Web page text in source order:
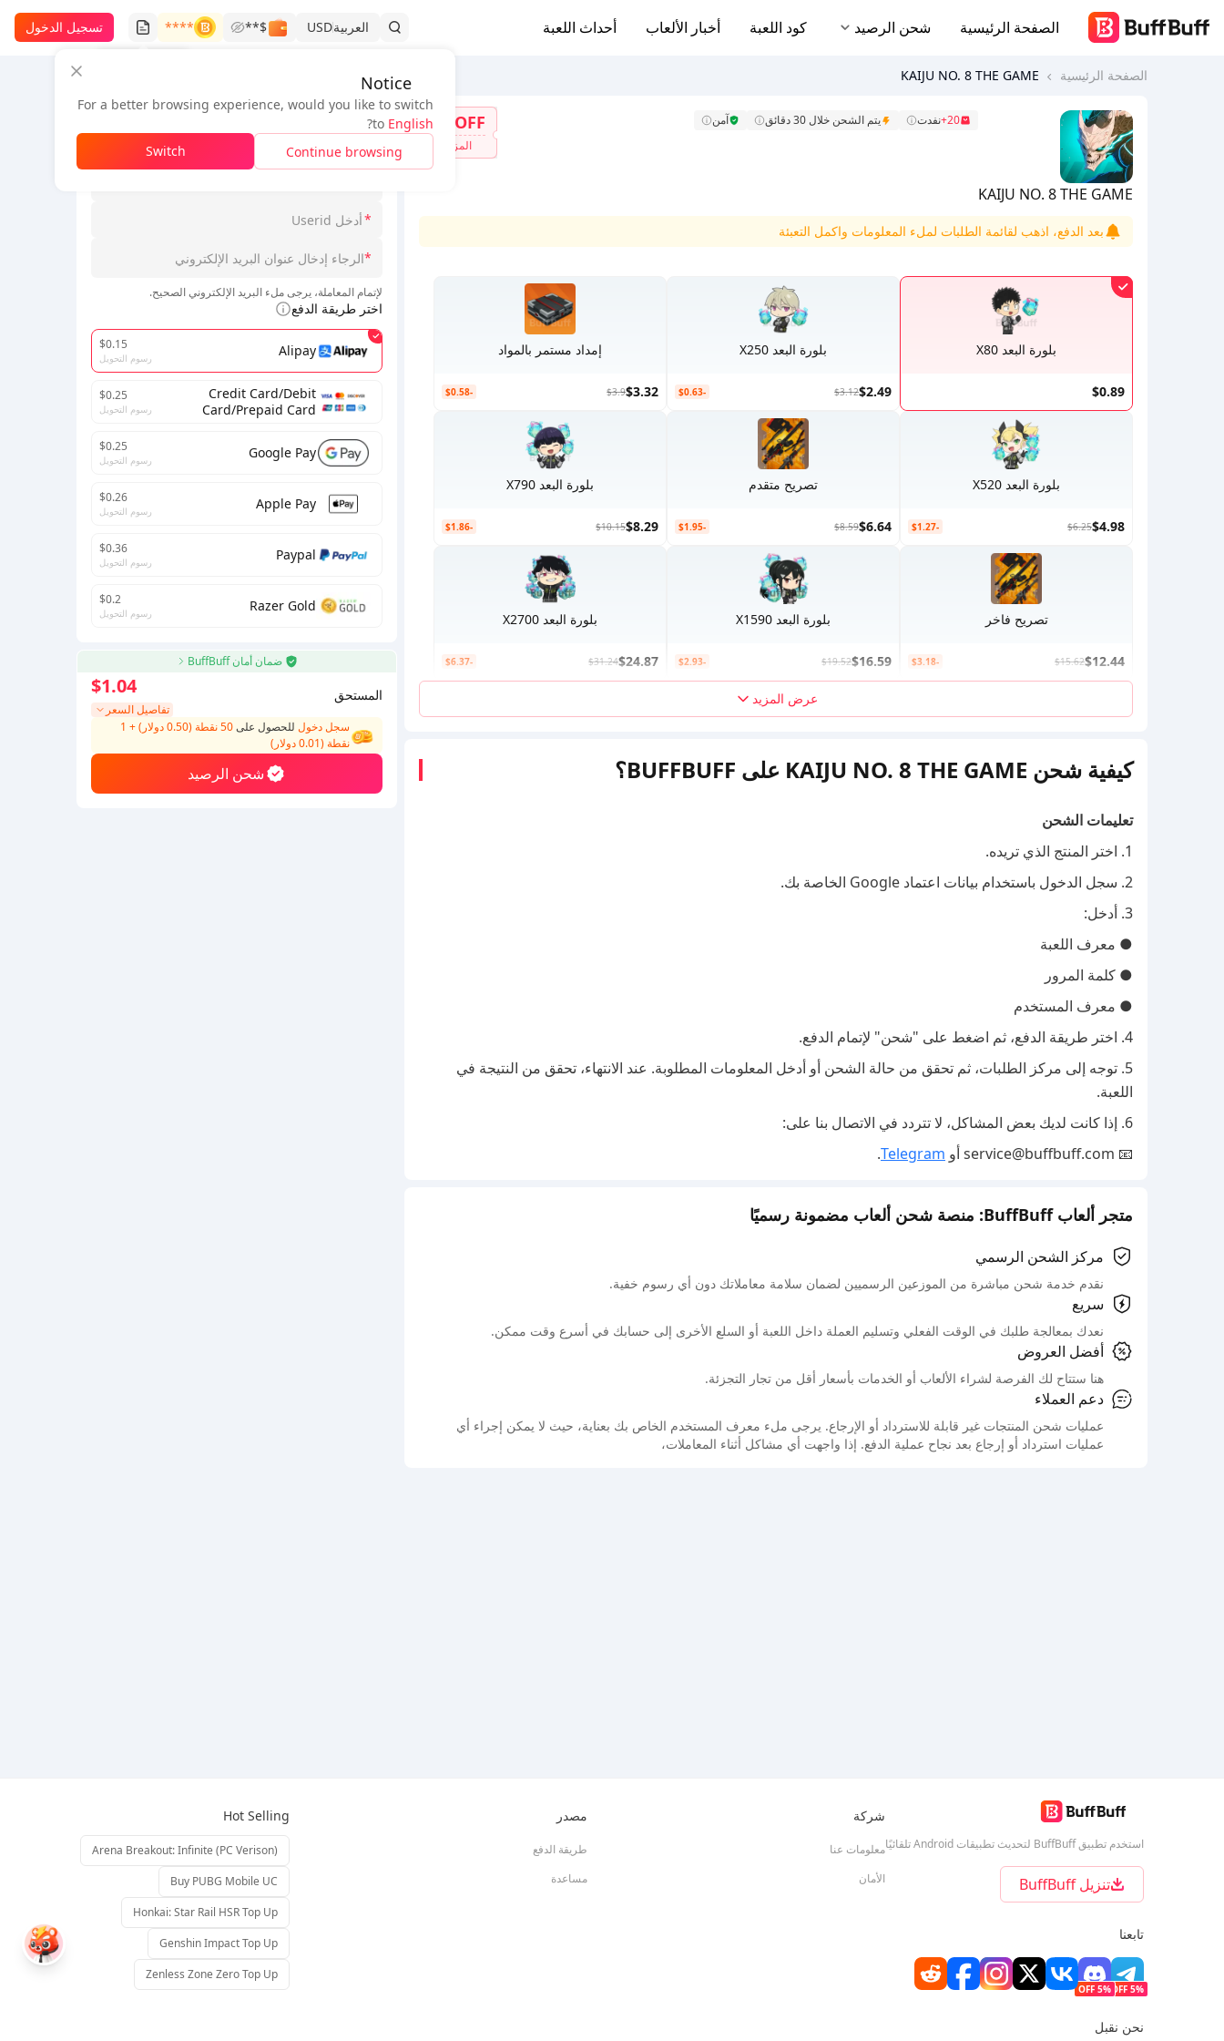
الصفحة الرئيسية شحن الرصيد كود اللعبة أخبار الألعاب أحداث اللعبة العربيةUSD
$**
****
تسجيل الدخول
الصفحة الرئيسية KAIJU NO. 8 THE GAME
معلومات الطلب
*
*
*
لإتمام المعاملة، يرجى ملء البريد الإلكتروني الصحيح.
اختر طريقة الدفع
Alipay
$0.15
رسوم التحويل
Credit Card/Debit
Card/Prepaid Card
$0.25
رسوم التحويل
Google Pay
$0.25
رسوم التحويل
Apple Pay
$0.26
رسوم التحويل
Paypal
$0.36
رسوم التحويل
Razer Gold
$0.2
رسوم التحويل
ضمان أمان BuffBuff
المستحق
تفاصيل السعر
$1.04
سجل دخول للحصول على50 نقطة (0.50 دولار) +
1
نقطة (0.01دولار)
شحن الرصيد
KAIJU NO. 8 THE GAME
20+ نفدت يتم الشحن خلال 30 دقائق آمن 7%OFF
المزيد
بعد الدفع، اذهب لقائمة الطلبات لملء المعلومات واكمل التعبئة
بلورة البعد X80
$0.89
بلورة البعد X250
$2.49
$3.12
-$0.63
إمداد مستمر بالمواد
$3.32
$3.9
-$0.58
بلورة البعد X520
$4.98
$6.25
-$1.27
تصريح متقدم
$6.64
$8.59
-$1.95
بلورة البعد X790
$8.29
$10.15
-$1.86
تصريح فاخر
$12.44
$15.62
-$3.18
بلورة البعد X1590
$16.59
$19.52
-$2.93
بلورة البعد X2700
$24.87
$31.24
-$6.37
عرض المزيد
كيفية شحن KAIJU NO. 8 THE GAME على BUFFBUFF؟
تعليمات الشحن
1. اختر المنتج الذي تريده.
2. سجل الدخول باستخدام بيانات اعتماد Google الخاصة بك.
3. أدخل:
● معرف اللعبة
● كلمة المرور
● معرف المستخدم
4. اختر طريقة الدفع، ثم اضغط على "شحن" لإتمام الدفع.
5. توجه إلى مركز الطلبات، ثم تحقق من حالة الشحن أو أدخل المعلومات المطلوبة. عند الانتهاء، تحقق من النتيجة في
اللعبة.
6. إذا كانت لديك بعض المشاكل، لا تتردد في الاتصال بنا على:
📧 service@buffbuff.com أو
Telegram
.
متجر ألعاب BuffBuff: منصة شحن ألعاب مضمونة رسميًا
مركز الشحن الرسمي
نقدم خدمة شحن مباشرة من الموزعين الرسميين لضمان سلامة معاملاتك دون أي رسوم خفية.
سريع
نعدك بمعالجة طلبك في الوقت الفعلي وتسليم العملة داخل اللعبة أو السلع الأخرى إلى حسابك في أسرع وقت ممكن.
أفضل العروض
هنا ستتاح لك الفرصة لشراء الألعاب أو الخدمات بأسعار أقل من تجار التجزئة.
دعم العملاء
عمليات شحن المنتجات غير قابلة للاسترداد أو الإرجاع. يرجى ملء معرف المستخدم الخاص بك بعناية، حيث لا يمكن إجراء أي
عمليات استرداد أو إرجاع بعد نجاح عملية الدفع. إذا واجهت أي مشاكل أثناء المعاملات،
Notice
For a better browsing experience, would you like to switch
to English
?
Continue browsing
Switch
استخدم تطبيق BuffBuff لتحديث تطبيقات Android تلقائيًا
تنزيل BuffBuff
تابعنا
5% OFF
5% OFF
شركة
معلومات عنا
الأمان
مصدر
طريقة الدفع
مساعدة
Hot Selling
Arena Breakout: Infinite (PC Verison)
Buy PUBG Mobile UC
Honkai: Star Rail HSR Top Up
Genshin Impact Top Up
Zenless Zone Zero Top Up
نحن نقبل